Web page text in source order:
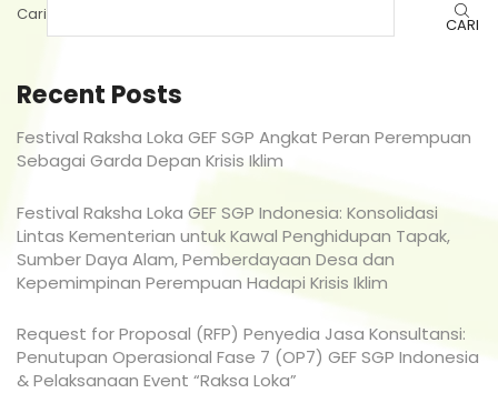
Cari CARI
Recent Posts
Festival Raksha Loka GEF SGP Angkat Peran Perempuan
Sebagai Garda Depan Krisis Iklim
Festival Raksha Loka GEF SGP Indonesia: Konsolidasi
Lintas Kementerian untuk Kawal Penghidupan Tapak,
Sumber Daya Alam, Pemberdayaan Desa dan
Kepemimpinan Perempuan Hadapi Krisis Iklim
Request for Proposal (RFP) Penyedia Jasa Konsultansi:
Penutupan Operasional Fase 7 (OP7) GEF SGP Indonesia
& Pelaksanaan Event “Raksa Loka”